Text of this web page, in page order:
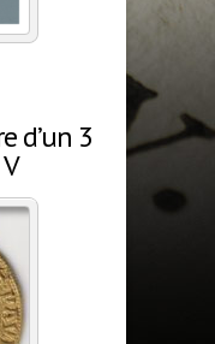
d’un 3